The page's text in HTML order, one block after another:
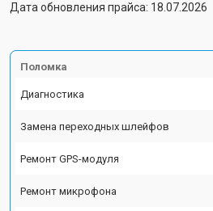
Дата обновления прайса: 18.07.2026
Поломка
Диагностика
Замена переходных шлейфов
Ремонт GPS-модуля
Ремонт микрофона